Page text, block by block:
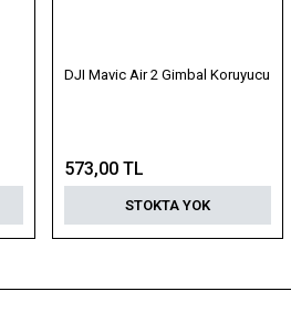
DJI Mavic Air 2 Gimbal Koruyucu
573,00 TL
STOKTA YOK